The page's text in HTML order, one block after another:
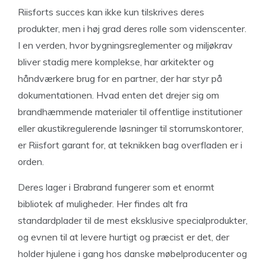
Riisforts succes kan ikke kun tilskrives deres
produkter, men i høj grad deres rolle som videnscenter.
I en verden, hvor bygningsreglementer og miljøkrav
bliver stadig mere komplekse, har arkitekter og
håndværkere brug for en partner, der har styr på
dokumentationen. Hvad enten det drejer sig om
brandhæmmende materialer til offentlige institutioner
eller akustikregulerende løsninger til storrumskontorer,
er Riisfort garant for, at teknikken bag overfladen er i
orden.
Deres lager i Brabrand fungerer som et enormt
bibliotek af muligheder. Her findes alt fra
standardplader til de mest eksklusive specialprodukter,
og evnen til at levere hurtigt og præcist er det, der
holder hjulene i gang hos danske møbelproducenter og